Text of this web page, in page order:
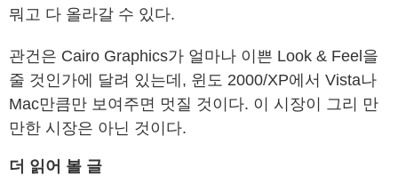
뭐고 다 올라갈 수 있다.
관건은 Cairo Graphics가 얼마나 이쁜 Look & Feel을
줄 것인가에 달려 있는데, 윈도 2000/XP에서 Vista나
Mac만큼만 보여주면 멋질 것이다. 이 시장이 그리 만
만한 시장은 아닌 것이다.
더 읽어 볼 글